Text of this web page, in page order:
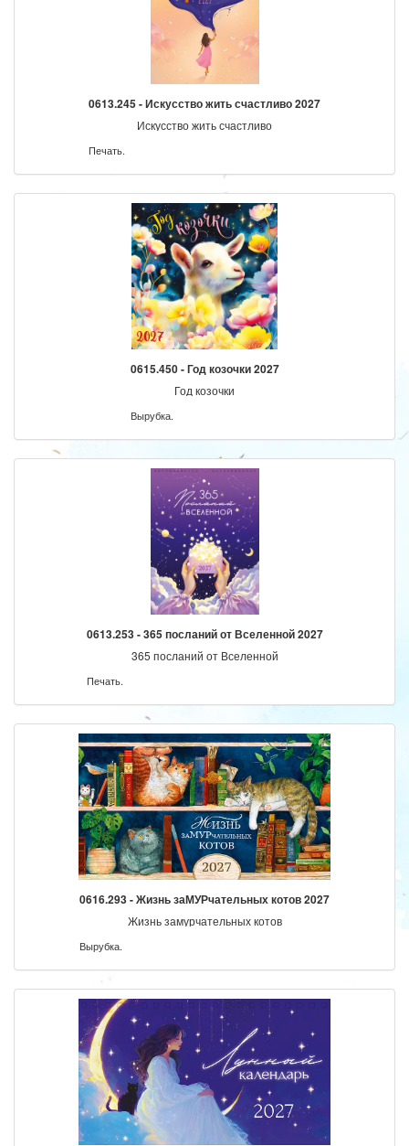
0613.245 - Искусство жить счастливо 2027
Искусство жить счастливо
Печать.
0615.450 - Год козочки 2027
Год козочки
Вырубка.
0613.253 - 365 посланий от Вселенной 2027
365 посланий от Вселенной
Печать.
0616.293 - Жизнь заМУРчательных котов 2027
Жизнь замурчательных котов
Вырубка.